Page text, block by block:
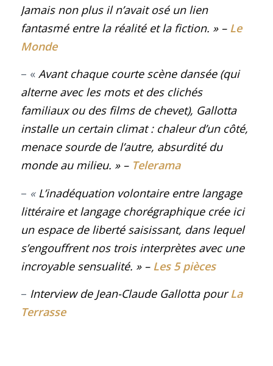
Jamais non plus il n’avait osé un lien
fantasmé entre la réalité et la fiction. » – Le
Monde
– « Avant chaque courte scène dansée (qui
alterne avec les mots et des clichés
familiaux ou des films de chevet), Gallotta
installe un certain climat : chaleur d’un côté,
menace sourde de l’autre, absurdité du
monde au milieu. » – Telerama
– « L’inadéquation volontaire entre langage
littéraire et langage chorégraphique crée ici
un espace de liberté saisissant, dans lequel
s’engouffrent nos trois interprètes avec une
incroyable sensualité. »– Les 5 pièces
– Interview de Jean-Claude Gallotta pourLa
Terrasse